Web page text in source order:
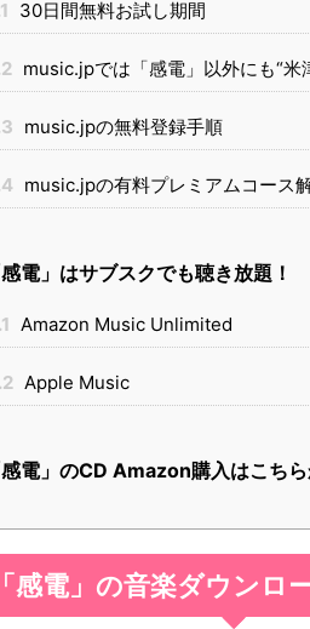
30日間無料お試し期間
music.jpでは「感電」以外にも“米
music.jpの無料登録手順
music.jpの有料プレミアムコース
感電」はサブスクでも聴き放題！
Amazon Music Unlimited
Apple Music
感電」のCD Amazon購入はこちら
「感電」の音楽ダウンロ